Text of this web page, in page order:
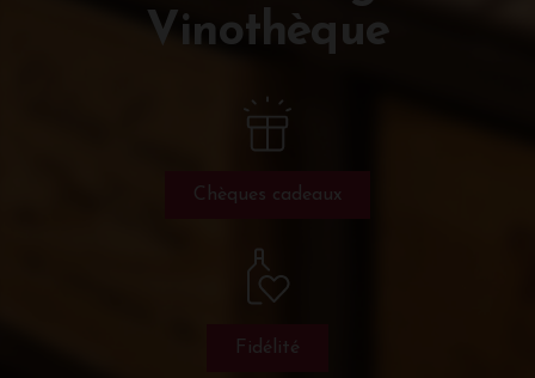
Vinothèque
Chèques cadeaux
Fidélité